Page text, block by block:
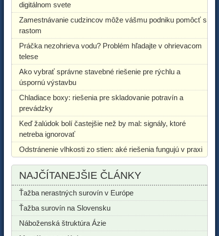
digitálnom svete
Zamestnávanie cudzincov môže vášmu podniku pomôcť s
rastom
Práčka nezohrieva vodu? Problém hľadajte v ohrievacom
telese
Ako vybrať správne stavebné riešenie pre rýchlu a
úspornú výstavbu
Chladiace boxy: riešenia pre skladovanie potravín a
prevádzky
Keď žalúdok bolí častejšie než by mal: signály, ktoré
netreba ignorovať
Odstránenie vlhkosti zo stien: aké riešenia fungujú v praxi
NAJČÍTANEJŠIE ČLÁNKY
Ťažba nerastných surovín v Európe
Ťažba surovín na Slovensku
Náboženská štruktúra Ázie